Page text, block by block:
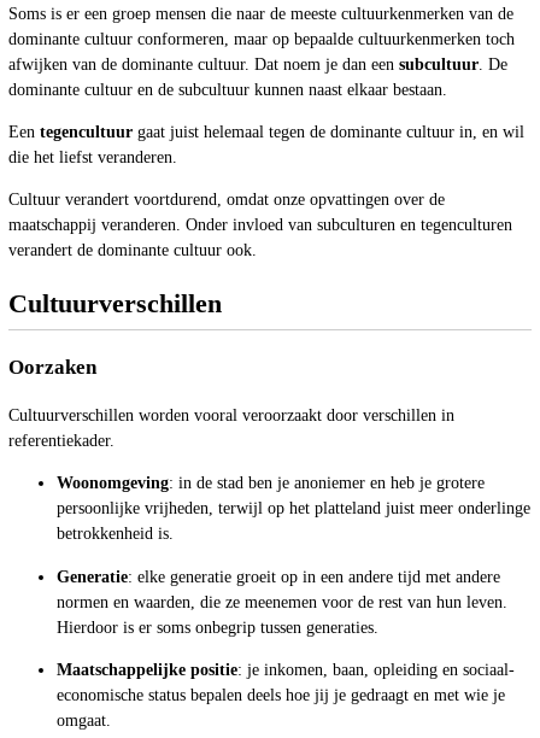
Soms is er een groep mensen die naar de meeste cultuurkenmerken van de
dominante cultuur conformeren, maar op bepaalde cultuurkenmerken toch
afwijken van de dominante cultuur. Dat noem je dan een subcultuur . De
dominante cultuur en de subcultuur kunnen naast elkaar bestaan.
Een tegencultuur gaat juist helemaal tegen de dominante cultuur in, en wil
die het liefst veranderen.
Cultuur verandert voortdurend, omdat onze opvattingen over de
maatschappij veranderen. Onder invloed van subculturen en tegenculturen
verandert de dominante cultuur ook.
Cultuurverschillen
Oorzaken
Cultuurverschillen worden vooral veroorzaakt door verschillen in
referentiekader.
Woonomgeving: in de stad ben je anoniemer en heb je grotere
persoonlijke vrijheden, terwijl op het platteland juist meer onderlinge
betrokkenheid is.
Generatie: elke generatie groeit op in een andere tijd met andere
normen en waarden, die ze meenemen voor de rest van hun leven.
Hierdoor is er soms onbegrip tussen generaties.
Maatschappelijke positie: je inkomen, baan, opleiding en sociaal-
economische status bepalen deels hoe jij je gedraagt en met wie je
omgaat.